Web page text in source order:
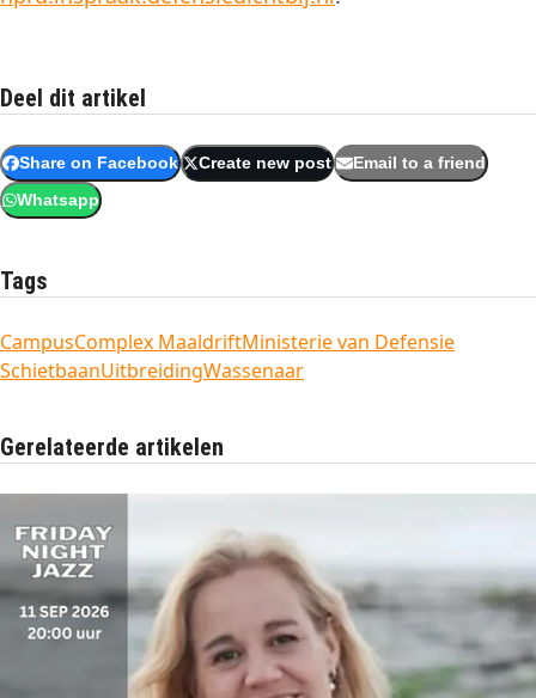
Deel dit artikel
Share on Facebook Create new post Email to a friend
Whatsapp
Tags
CampusComplex MaaldriftMinisterie van Defensie
SchietbaanUitbreidingWassenaar
Gerelateerde artikelen